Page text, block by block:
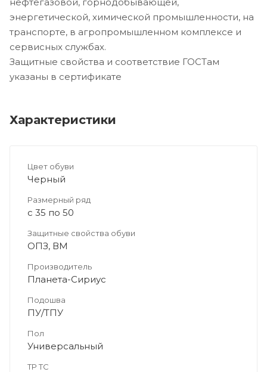
энергетической, химической промышленности, на
транспорте, в агропромышленном комплексе и
сервисных службах.
Защитные свойства и соответствие ГОСТам
указаны в сертификате
Характеристики
Цвет обуви
Черный
Размерный ряд
с 35 по 50
Защитные свойства обуви
ОПЗ, ВМ
Производитель
Планета-Сириус
Подошва
ПУ/ТПУ
Пол
Универсальный
ТР ТС